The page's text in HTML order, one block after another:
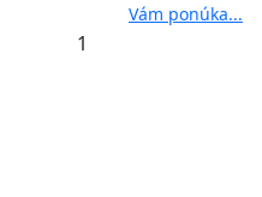
Vám ponúka...
1